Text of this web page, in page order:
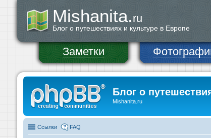
Mishanita.ru
Блог о путешествиях и культуре в Европе
Заметки
Блог о
Mishanita.ru
Ссылки FAQ